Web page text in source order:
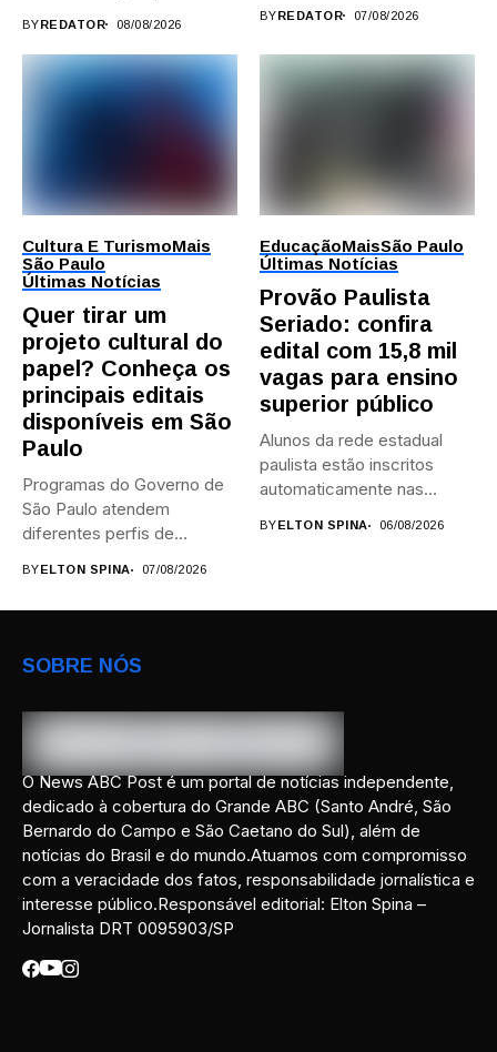
BYREDATOR 08/08/2026
BYREDATOR 07/08/2026
Cultura E TurismoMais
São Paulo
Últimas Notícias
Quer tirar um
projeto cultural do
papel? Conheça os
principais editais
disponíveis em São
Paulo
Programas do Governo de
São Paulo atendem
diferentes perfis de
BYELTON SPINA 07/08/2026
EducaçãoMaisSão Paulo
Últimas Notícias
Provão Paulista
Seriado: confira
edital com 15,8 mil
vagas para ensino
superior público
Alunos da rede estadual
paulista estão inscritos
automaticamente nas
BYELTON SPINA 06/08/2026
SOBRE NÓS
O News ABC Post é um portal de notícias independente,
dedicado à cobertura do Grande ABC (Santo André, São
Bernardo do Campo e São Caetano do Sul), além de
notícias do Brasil e do mundo.Atuamos com compromisso
com a veracidade dos fatos, responsabilidade jornalística e
interesse público.Responsável editorial: Elton Spina –
Jornalista DRT 0095903/SP